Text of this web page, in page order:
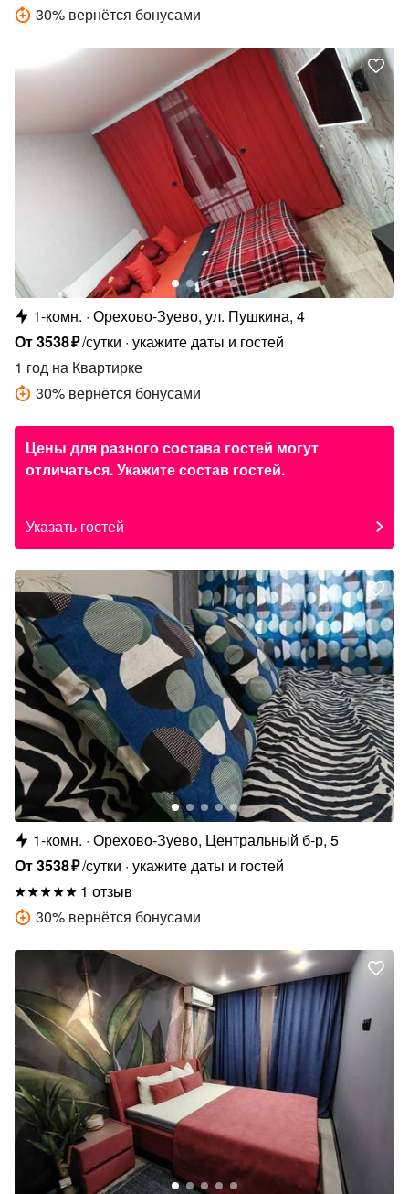
30% вернётся бонусами
1-комн. Орехово-Зуево, ул. Пушкина, 4
От3538₽/сутки укажите даты и гостей
1 год на Квартирке
30% вернётся бонусами
Цены для разного состава гостей могут
отличаться. Укажите состав гостей.
Указать гостей
1-комн. Орехово-Зуево, Центральный б-р, 5
От3538₽/сутки укажите даты и гостей
1 отзыв
30% вернётся бонусами